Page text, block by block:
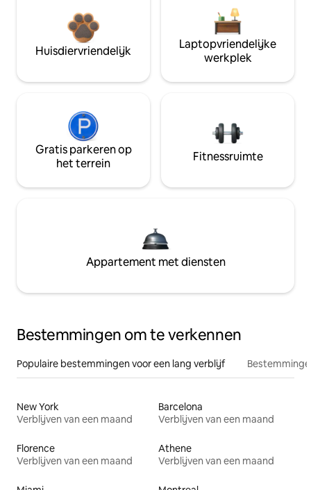
Huisdiervriendelijk
Laptopvriendelijke
werkplek
Gratis parkeren op
het terrein
Fitnessruimte
Appartement met diensten
Bestemmingen om te verkennen
Populaire bestemmingen voor een lang verblijf
New York
Verblijven van een maand
Barcelona
Verblijven van een maand
Florence
Verblijven van een maand
Athene
Verblijven van een maand